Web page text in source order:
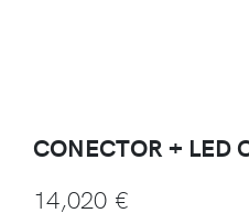
CONECTOR + LED
14,020 €